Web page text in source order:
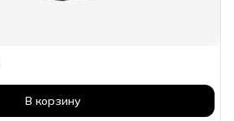
В корзину